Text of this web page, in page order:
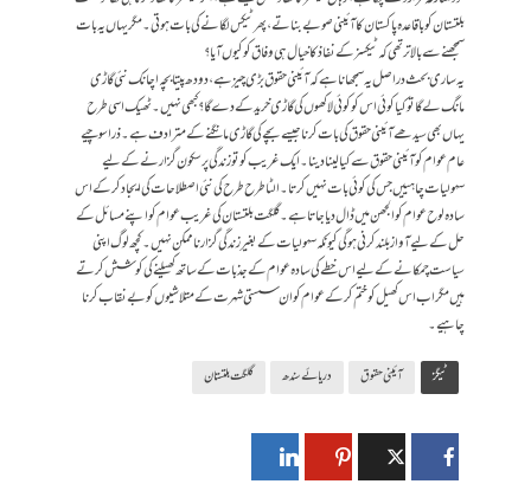
بلتستان کو باقاعدہ پاکستان کاآئینی صوبے بناتے، پھر ٹیکس لگانے کی بات ہوتی۔ مگر یہاں یہ بات
سمجھنے سے بالاتر تھی کہ ٹیکسز کے نفاذ کا خیال ہی وفاق کو کیوں آیا؟
یہ ساری بحث دراصل یہ سمجھانا ہے کہ آئینی حقوق بڑی چیز ہے، دودھ پیتا بچہ اچانک نئی گاڑی
مانگ لے گا تو کیا کوئی اس کو کوئی لاکھوں کی گاڑی خرید کے دے گا؟ کبھی نہیں ۔ٹھیک اسی طرح
یہاں بھی سیدھے آئینی حقوق کی بات کرنا جیسے بچے کی گاڑی مانگنے کے مترادف ہے۔ ذرا سوچیے
عام عوام کو آئینی حقوق سے کیا لینا دینا۔ ایک غریب کو تو زندگی پرسکون گزارنے کے لیے
سہولیات چاہییں جس کی کوئی بات نہیں کرتا۔ الٹا طرح طرح کی نئی اصطلاحات کی ایجاد کرکے اس
سادہ لوح عوام کو الجھن میں ڈال دیا جاتا ہے۔گلگت بلتستان کی غریب عوام کو اپنے مسائل کے
حل کے لیے آواز بلند کرنی ہوگی کیونکہ سہولیات کے بغیر زندگی گزارنا ممکن نہیں۔ کچھ لوگ اپنی
سیاست چمکانے کے لیے اس خطے کی سادہ عوام کے جذبات کے ساتھ کھیلنے کی کوشش کرتے
ہیں مگر اب اس کھیل کو ختم کر کے عوام کو ان سستی شہرت کے متلاشیوں کو بے نقاب کرنا
چاہیے ۔
ٹیگز آئینی حقوق دریائے سندھ گلگت بلتستان